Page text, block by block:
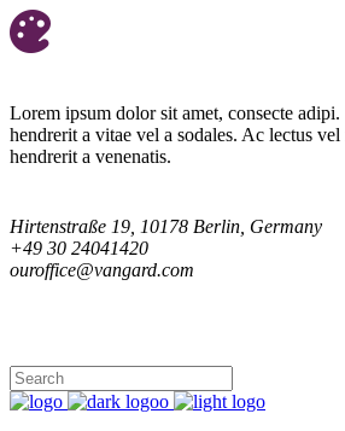
Lorem ipsum dolor sit amet, consecte adipi.
hendrerit a vitae vel a sodales. Ac lectus
hendrerit a venenatis.
Hirtenstraße 19, 10178 Berlin, Germany
+49 30 24041420
ouroffice@vangard.com